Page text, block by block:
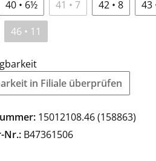
40 • 6½ 41 • 7 42 • 8 43
46 • 11
in Filiale überprüfen
15012108.46 (158863)
Nr.: B47361506